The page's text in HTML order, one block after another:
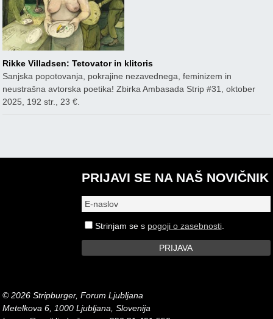
Rikke Villadsen: Tetovator in klitoris
Sanjska popotovanja, pokrajine nezavednega, feminizem in
neustrašna avtorska poetika! Zbirka Ambasada Strip #31, oktober
2025, 192 str., 23 €.
PRIJAVI SE NA NAŠ NOVIČNIK
Strinjam se s pogoji o zasebnosti.
© 2026 Stripburger, Forum Ljubljana
Metelkova 6, 1000 Ljubljana, Slovenija